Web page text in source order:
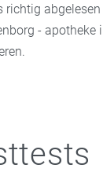
- apotheke